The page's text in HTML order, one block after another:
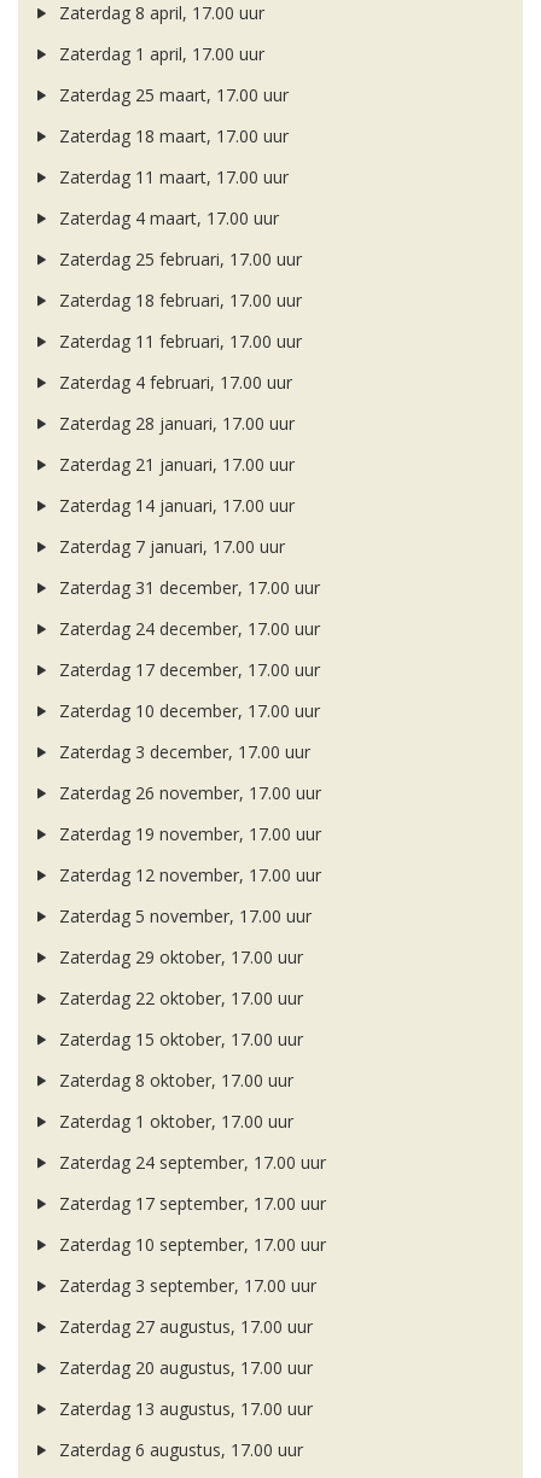
Zaterdag 8 april, 17.00 uur
Zaterdag 1 april, 17.00 uur
Zaterdag 25 maart, 17.00 uur
Zaterdag 18 maart, 17.00 uur
Zaterdag 11 maart, 17.00 uur
Zaterdag 4 maart, 17.00 uur
Zaterdag 25 februari, 17.00 uur
Zaterdag 18 februari, 17.00 uur
Zaterdag 11 februari, 17.00 uur
Zaterdag 4 februari, 17.00 uur
Zaterdag 28 januari, 17.00 uur
Zaterdag 21 januari, 17.00 uur
Zaterdag 14 januari, 17.00 uur
Zaterdag 7 januari, 17.00 uur
Zaterdag 31 december, 17.00 uur
Zaterdag 24 december, 17.00 uur
Zaterdag 17 december, 17.00 uur
Zaterdag 10 december, 17.00 uur
Zaterdag 3 december, 17.00 uur
Zaterdag 26 november, 17.00 uur
Zaterdag 19 november, 17.00 uur
Zaterdag 12 november, 17.00 uur
Zaterdag 5 november, 17.00 uur
Zaterdag 29 oktober, 17.00 uur
Zaterdag 22 oktober, 17.00 uur
Zaterdag 15 oktober, 17.00 uur
Zaterdag 8 oktober, 17.00 uur
Zaterdag 1 oktober, 17.00 uur
Zaterdag 24 september, 17.00 uur
Zaterdag 17 september, 17.00 uur
Zaterdag 10 september, 17.00 uur
Zaterdag 3 september, 17.00 uur
Zaterdag 27 augustus, 17.00 uur
Zaterdag 20 augustus, 17.00 uur
Zaterdag 13 augustus, 17.00 uur
Zaterdag 6 augustus, 17.00 uur